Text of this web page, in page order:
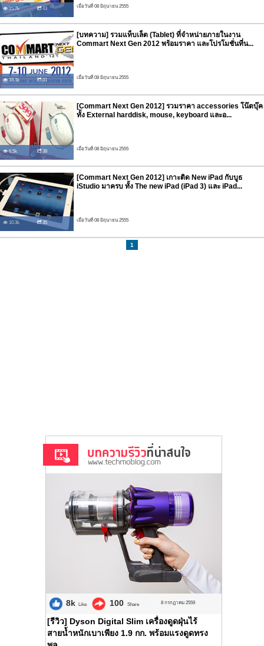
15.7k 43 เมื่อวันที่ 08 มิถุนายน 2555
18.1k 31
[บทความ] รวมแท็บเล็ต (Tablet) ที่จำหน่ายภายในงาน
Commart Next Gen 2012 พร้อมราคา และโปรโมชั่นที่น...
เมื่อวันที่ 08 มิถุนายน 2555
6.5k 38
[Commart Next Gen 2012] รวมราคา accessories โน๊ตบุ๊ค
ทั้ง External harddisk, mouse, keyboard และอ...
เมื่อวันที่ 08 มิถุนายน 2555
10.3k 35
[Commart Next Gen 2012] เกาะติด New iPad กับบูธ
iStudio มาครบ ทั้ง The new iPad (iPad 3) และ iPad...
เมื่อวันที่ 08 มิถุนายน 2555
1
8k Like 100 Share 8 กรกฎาคม 2559
[รีวิว] Dyson Digital Slim เครื่องดูดฝุ่นไร้
สายน้ำหนักเบาเพียง 1.9 กก. พร้อมแรงดูดทรง